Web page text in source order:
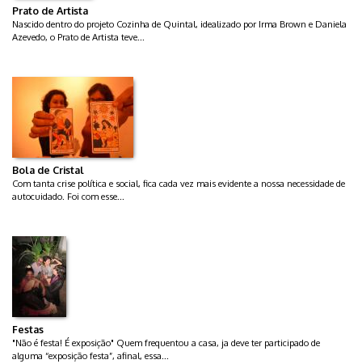
Prato de Artista
Nascido dentro do projeto Cozinha de Quintal, idealizado por Irma Brown e Daniela
Azevedo, o Prato de Artista teve...
Bola de Cristal
Com tanta crise política e social, fica cada vez mais evidente a nossa necessidade de
autocuidado. Foi com esse...
Festas
"Não é festa! É exposição" Quem frequentou a casa, ja deve ter participado de
alguma “exposição festa”, afinal, essa...